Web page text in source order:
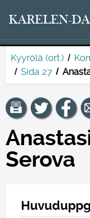
KARELEN-
Kyyrölä (ort.)
Sida 27
Serova